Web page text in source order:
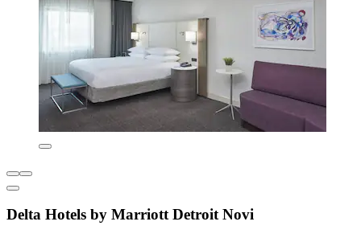
Delta Hotels by Marriott Detroit Novi